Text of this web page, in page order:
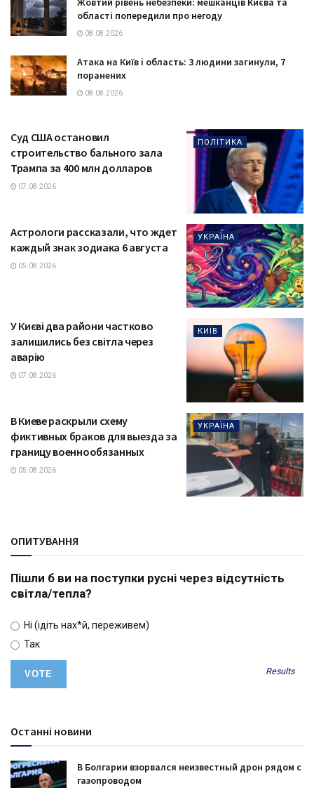
області попередили про негоду
08.08.2026
Атака на Київ і область: 3 людини загинули, 7
поранених
08.08.2026
ПОЛІТИКА
Суд США остановил
строительство бального зала
Трампа за 400 млн долларов
07.08.2026
УКРАЇНА
Астрологи рассказали, что ждет
каждый знак зодиака 6 августа
05.08.2026
КИЇВ
У Києві два райони частково
залишились без світла через
аварію
07.08.2026
УКРАЇНА
В Киеве раскрыли схему
фиктивных браков для выезда за
границу военнообязанных
05.08.2026
ОПИТУВАННЯ
Пішли б ви на поступки русні через відсутність
світла/тепла?
Ні (ідіть нах*й, переживем)
Так
Results
Останні новини
В Болгарии взорвался неизвестный дрон рядом с
газопроводом